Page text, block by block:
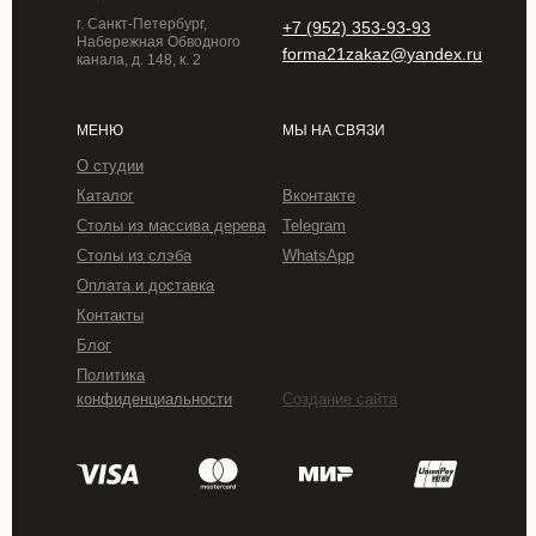
+7 (952) 353-93-93
forma21zakaz@yandex.ru
г. Санкт-Петербург,
Набережная Обводного
канала, д. 148, к. 2
МЕНЮ
О студии
Каталог
Столы из массива дерева
Столы из слэба
Оплата и доставка
Контакты
Блог
Политика
конфиденциальности
МЫ НА СВЯЗИ
Вконтакте
WhatsApp
Telegram
Создание сайта